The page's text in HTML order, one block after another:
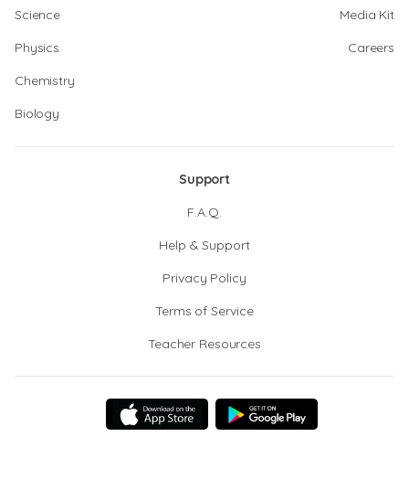
Science
Physics
Chemistry
Biology
Media Kit
Careers
Support
F.A.Q.
Help & Support
Privacy Policy
Terms of Service
Teacher Resources